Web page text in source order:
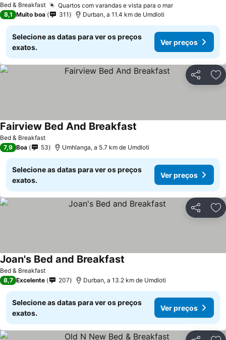
Bed & Breakfast Quartos com varandas e vista para o marVer preços
Ver preços
8,1 Muito boa 311 Durban, a 11.4 km de Umdloti
Selecione as datas para ver os preços
exatos.
Ver preços
Partilhar
Bed & Breakfast
Fairview Bed And Breakfast
7,9 Boa 53 Umhlanga, a 5.7 km de Umdloti
Selecione as datas para ver os preços
exatos.
Ver preços
Partilhar
Bed & Breakfast
Joan's Bed and Breakfast
8,7 Excelente 207 Durban, a 13.2 km de Umdloti
Selecione as datas para ver os preços
exatos.
Ver preços